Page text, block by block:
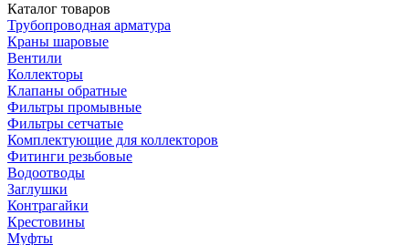
Каталог товаров
Трубопроводная арматура
Краны шаровые
Вентили
Коллекторы
Клапаны обратные
Фильтры промывные
Фильтры сетчатые
Комплектующие для коллекторов
Фитинги резьбовые
Водоотводы
Заглушки
Контрагайки
Крестовины
Муфты